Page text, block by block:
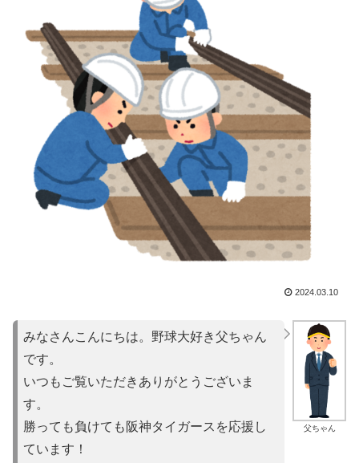
2024.03.10
父ちゃん
みなさんこんにちは。野球大好き父ちゃん
です。
いつもご覧いただきありがとうございま
す。
勝っても負けても阪神タイガースを応援し
ています！